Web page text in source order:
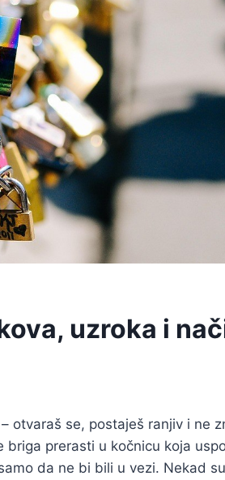
uzroka i
otvaraš se, postaješ ranjiv i ne
prerasti u kočnicu koja
da ne bi bili u vezi. Nekad